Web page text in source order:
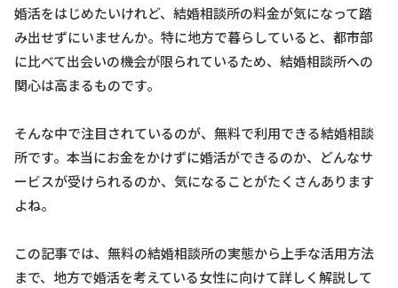
婚活をはじめたいけれど、結婚相談所の料金が気になって踏
み出せずにいませんか。特に地方で暮らしていると、都市部
に比べて出会いの機会が限られているため、結婚相談所への
関心は高まるものです。
そんな中で注目されているのが、無料で利用できる結婚相談
所です。本当にお金をかけずに婚活ができるのか、どんなサ
ービスが受けられるのか、気になることがたくさんあります
よね。
この記事では、無料の結婚相談所の実態から上手な活用方法
まで、地方で婚活を考えている女性に向けて詳しく解説して